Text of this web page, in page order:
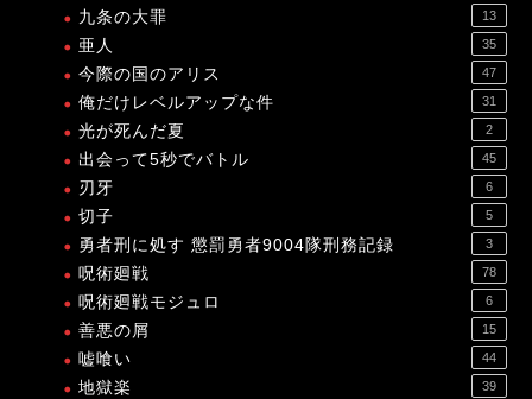
九条の大罪 13
亜人 35
今際の国のアリス 47
俺だけレベルアップな件 31
光が死んだ夏 2
出会って5秒でバトル 45
刃牙 6
切子 5
勇者刑に処す 懲罰勇者9004隊刑務記録 3
呪術廻戦 78
呪術廻戦モジュロ 6
善悪の屑 15
嘘喰い 44
地獄楽 39